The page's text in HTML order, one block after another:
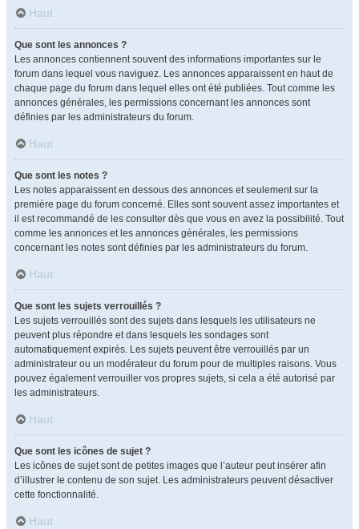
Haut
Que sont les annonces ?
Les annonces contiennent souvent des informations importantes sur le
forum dans lequel vous naviguez. Les annonces apparaissent en haut de
chaque page du forum dans lequel elles ont été publiées. Tout comme les
annonces générales, les permissions concernant les annonces sont
définies par les administrateurs du forum.
Haut
Que sont les notes ?
Les notes apparaissent en dessous des annonces et seulement sur la
première page du forum concerné. Elles sont souvent assez importantes et
il est recommandé de les consulter dès que vous en avez la possibilité. Tout
comme les annonces et les annonces générales, les permissions
concernant les notes sont définies par les administrateurs du forum.
Haut
Que sont les sujets verrouillés ?
Les sujets verrouillés sont des sujets dans lesquels les utilisateurs ne
peuvent plus répondre et dans lesquels les sondages sont
automatiquement expirés. Les sujets peuvent être verrouillés par un
administrateur ou un modérateur du forum pour de multiples raisons. Vous
pouvez également verrouiller vos propres sujets, si cela a été autorisé par
les administrateurs.
Haut
Que sont les icônes de sujet ?
Les icônes de sujet sont de petites images que l’auteur peut insérer afin
d’illustrer le contenu de son sujet. Les administrateurs peuvent désactiver
cette fonctionnalité.
Haut